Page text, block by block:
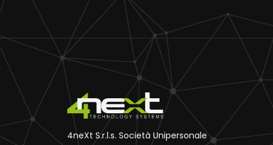
4neXt S.r.l.s. Società Unipersonale